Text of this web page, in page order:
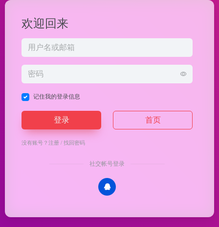
欢迎回来
记住我的登录信息
登录 首页
没有账号？ 注册 / 找回密码
社交帐号登录